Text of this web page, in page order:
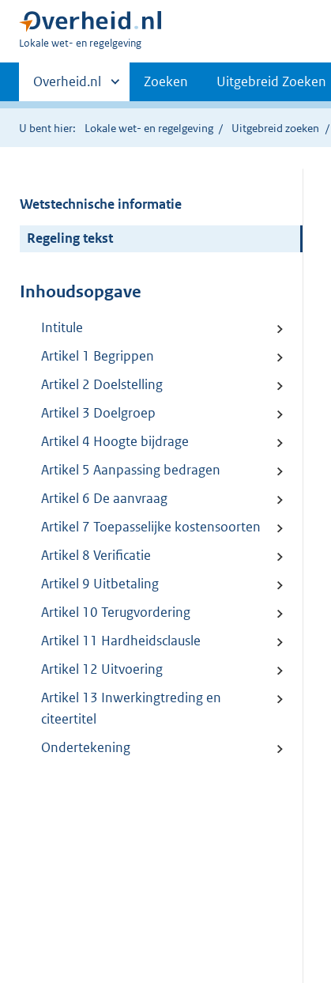
U
hier:
Lokale wet- en regelgeving
Primaire
navigatie
Andere
sites
binnen
Overheid.nl Zoeken Uitgebreid Zoeken
U bent hier: Lokale wet- en regelgeving Uitgebreid zoeken
Wetstechnische informatie
Regeling tekst
Inhoudsopgave
Intitule
Artikel 1 Begrippen
Artikel 2 Doelstelling
Artikel 3 Doelgroep
Artikel 4 Hoogte bijdrage
Artikel 5 Aanpassing bedragen
Artikel 6 De aanvraag
Artikel 7 Toepasselijke kostensoorten
Artikel 8 Verificatie
Artikel 9 Uitbetaling
Artikel 10 Terugvordering
Artikel 11 Hardheidsclausle
Artikel 12 Uitvoering
Artikel 13 Inwerkingtreding en
citeertitel
Ondertekening